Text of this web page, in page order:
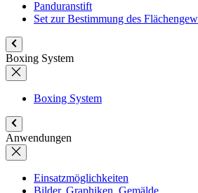
Panduranstift
Set zur Bestimmung des
Boxing System
Boxing System
Anwendungen
Einsatzmöglichkeiten
Bilder, Graphiken, Gemälde